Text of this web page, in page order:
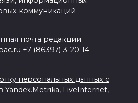
коммуникаций
почта редакции
+7 (86397) 3-20-14
персональных данных с
LiveInternet,